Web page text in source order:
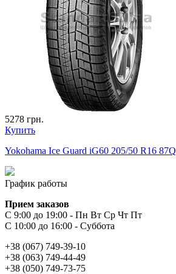
5278 грн.
Купить
Yokohama Ice Guard iG60 205/50 R16 87Q
График работы
Прием заказов
С 9:00 до 19:00 - Пн Вт Ср Чт Пт
С 10:00 до 16:00 - Суббота
+38 (067) 749-39-10
+38 (063) 749-44-49
+38 (050) 749-73-75